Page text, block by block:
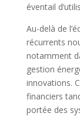
éventail
Au-delà de
récurrents
notamment
gestion
innovations.
financiers
portée des